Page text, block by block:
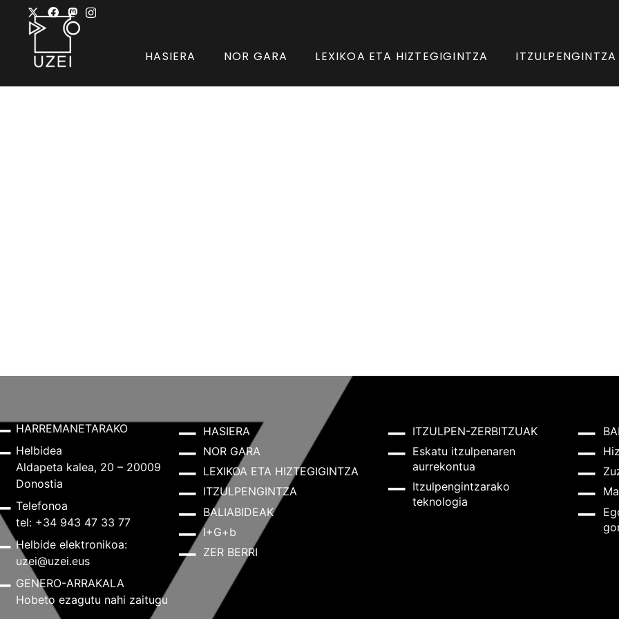
HASIERA NOR GARA LEXIKOA ETA HIZTEGIGINTZA ITZULPENGINTZA
HARREMANETARAKO
Helbidea
Aldapeta kalea, 20 – 20009
Donostia
Telefonoa
tel: +34 943 47 33 77
Helbide elektronikoa:
uzei@uzei.eus
GENERO-ARRAKALA
Hobeto ezagutu nahi zaitugu
HASIERA
NOR GARA
LEXIKOA ETA HIZTEGIGINTZA
ITZULPENGINTZA
BALIABIDEAK
I+G+b
ZER BERRI
ITZULPEN-ZERBITZUAK
Eskatu itzulpenaren
aurrekontua
Itzulpengintzarako
teknologia